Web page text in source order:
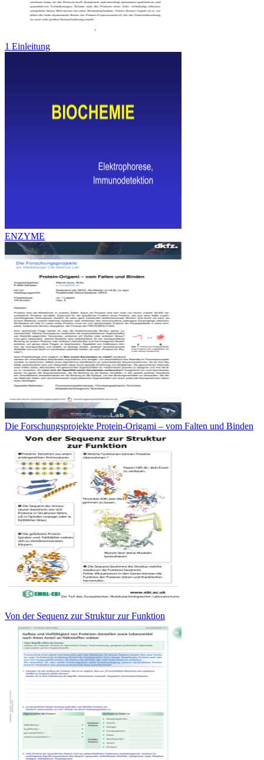
1 Einleitung
ENZYME
Die Forschungsprojekte Protein-Origami – vom Falten und Binden
Von der Sequenz zur Struktur zur Funktion